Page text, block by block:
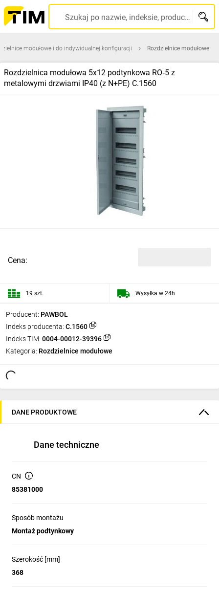
Szukaj po nazwie, indeksie, producencie, kodzie kreskowym...
modułowe i do indywidualnej konfiguracji Rozdzielnice modułowe
Rozdzielnica modułowa 5x12 podtynkowa RO‑5 z
metalowymi drzwiami IP40 (z N+PE) C.1560
Producent: PAWBOL
Indeks producenta: C.1560
Indeks TIM: 0004-00012-39396
Kategoria: Rozdzielnice modułowe
Cena:
19 szt. Wysyłka w 24h
DANE PRODUKTOWE
Dane techniczne
CN
85381000
Sposób montażu
Montaż podtynkowy
Szerokość [mm]
368